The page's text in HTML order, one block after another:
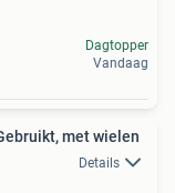
Dagtopper
Vandaag
met wielen
Details